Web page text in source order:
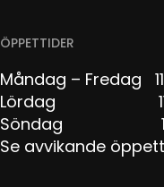
ÖPPETTIDER
Måndag – Fredag
Lördag 11-
Söndag
Se avvikande